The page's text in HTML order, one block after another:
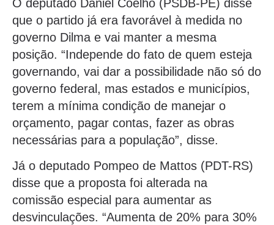
O deputado Daniel Coelho (PSDB-PE) disse
que o partido já era favorável à medida no
governo Dilma e vai manter a mesma
posição. “Independe do fato de quem esteja
governando, vai dar a possibilidade não só do
governo federal, mas estados e municípios,
terem a mínima condição de manejar o
orçamento, pagar contas, fazer as obras
necessárias para a população”, disse.
Já o deputado Pompeo de Mattos (PDT-RS)
disse que a proposta foi alterada na
comissão especial para aumentar as
desvinculações. “Aumenta de 20% para 30%